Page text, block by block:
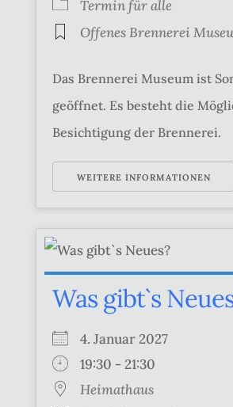
Termin für alle
Offenes Brennerei
Das Brennerei Museum ist
geöffnet. Es besteht die
Besichtigung der Brennerei.
WEITERE INFORMATIONEN
Was gibt`s
4. Januar 2027
19:30 - 21:30
Heimathaus